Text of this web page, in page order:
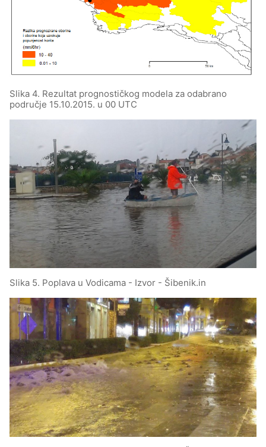
Slika 4. Rezultat prognostičkog modela za odabrano
područje 15.10.2015. u 00 UTC
Slika 5. Poplava u Vodicama - Izvor - Šibenik.in